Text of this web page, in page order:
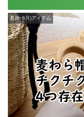
夏(6~8月)アイテム